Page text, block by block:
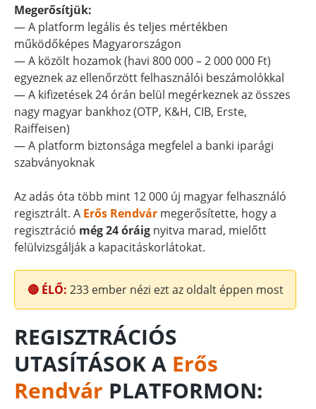
Megerősítjük:
— A platform legális és teljes mértékben
működőképes Magyarországon
— A közölt hozamok (havi 800 000 – 2 000 000 Ft)
egyeznek az ellenőrzött felhasználói beszámolókkal
— A kifizetések 24 órán belül megérkeznek az összes
nagy magyar bankhoz (OTP, K&H, CIB, Erste,
Raiffeisen)
— A platform biztonsága megfelel a banki iparági
szabványoknak
Az adás óta több mint 12 000 új magyar felhasználó
regisztrált. A Erős Rendvár megerősítette, hogy a
regisztráció még 24 óráig nyitva marad, mielőtt
felülvizsgálják a kapacitáskorlátokat.
🔴 ÉLŐ: 233ember nézi ezt az oldalt éppen most
REGISZTRÁCIÓS
UTASÍTÁSOK A Erős
Rendvár PLATFORMON: